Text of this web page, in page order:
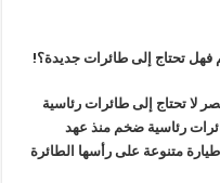
تحتاج إلى طائرات جديدة؟!
لا تحتاج إلى طائرات رئاسية
رئاسية ضخم منذ عهد
الرئيس المخلوع حسني مبارك، يتضمن 24 طيارة متنوعة على رأسها الطائرة